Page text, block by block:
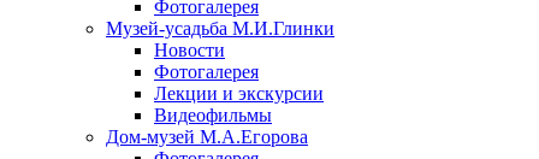
Фотогалерея
Музей-усадьба М.И.Глинки
Новости
Фотогалерея
Лекции и экскурсии
Видеофильмы
Дом-музей М.А.Егорова